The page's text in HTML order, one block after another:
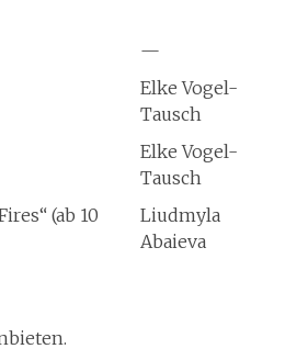
—
Elke Vogel-
Tausch
Elke Vogel-
Tausch
(ab 10
Liudmyla
Abaieva